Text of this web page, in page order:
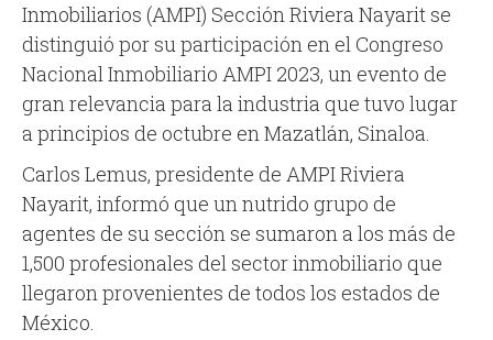
Inmobiliarios (AMPI) Sección Riviera Nayarit se
distinguió por su participación en el Congreso
Nacional Inmobiliario AMPI 2023, un evento de
gran relevancia para la industria que tuvo lugar
a principios de octubre en Mazatlán, Sinaloa.
Carlos Lemus, presidente de AMPI Riviera
Nayarit, informó que un nutrido grupo de
agentes de su sección se sumaron a los más de
1,500 profesionales del sector inmobiliario que
llegaron provenientes de todos los estados de
México.